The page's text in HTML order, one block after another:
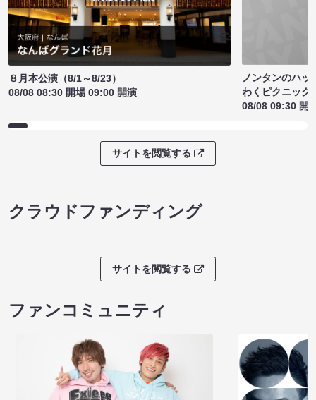
８月本公演（8/1～8/23）
08/08 08:30 開場 09:00 開演
ノンタンのハッ
わくピクニック
08/08 09:30 開
サイトを閲覧する
クラウドファンディング
サイトを閲覧する
ファンコミュニティ